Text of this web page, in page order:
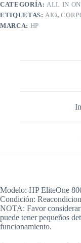
CATEGORÍA:ALL IN
ETIQUETAS:AIO,
MARCA: HP
Modelo: HP EliteOne
Condición:
NOTA: Favor
puede tener pequeños
funcionamiento.